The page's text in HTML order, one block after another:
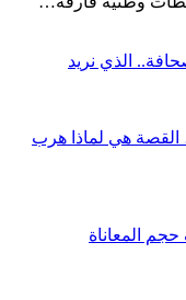
الذي نريد
هي لماذا هرب
المعاناة